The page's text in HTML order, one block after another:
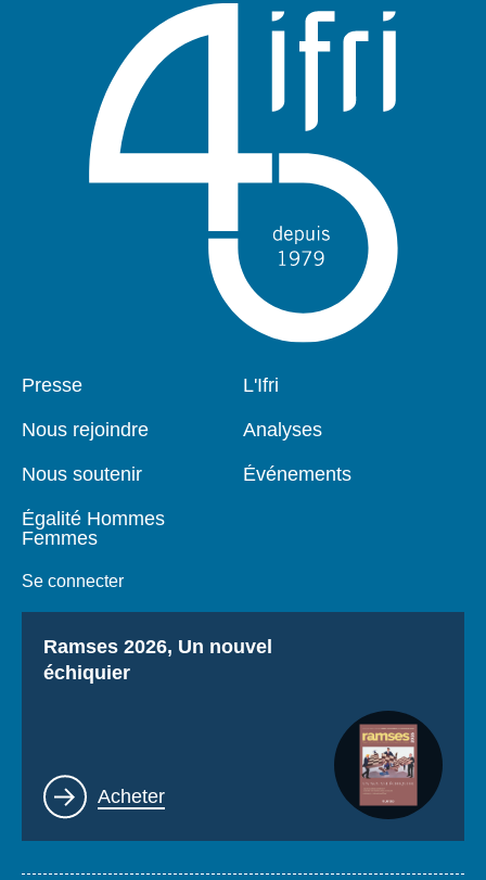
Pied
Presse
Nous rejoindre
Nous soutenir
Égalité Hommes
Femmes
Se connecter
Navigation
L'Ifri
Analyses
Événements
Titre
Ramses 2026, Un nouvel
échiquier
Lien
Acheter